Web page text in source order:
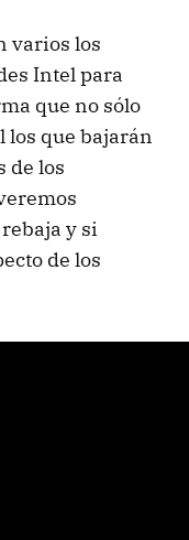
varios los
Intel para
que no sólo
los que bajarán
de los
y si
de los